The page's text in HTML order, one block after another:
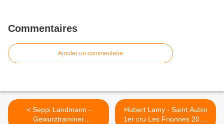
Commentaires
Ajouter un commentaire
< Seppi Landmann -
Gewurztraminer
Hubert Lamy - Saint Aubin
1er cru Les Frionnes 2010